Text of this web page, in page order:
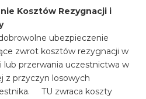
Kosztów Rezygnacji i
ubezpieczenie
zwrot kosztów rezygnacji w
lub przerwania uczestnictwa w
z przyczyn losowych
TU zwraca koszty